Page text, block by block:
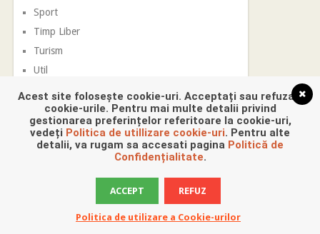
Sport
Timp Liber
Turism
Util
Promovare Digitala Copyright © 2026.
Acest site folosește cookie-uri. Acceptați sau refuzați
cookie-urile. Pentru mai multe detalii privind
gestionarea preferințelor referitoare la cookie-uri,
vedeți Politica de utillizare cookie-uri. Pentru alte
detalii, va rugam sa accesati pagina Politică de
Confidențialitate.
ACCEPT REFUZ
Politica de utilizare a Cookie-urilor